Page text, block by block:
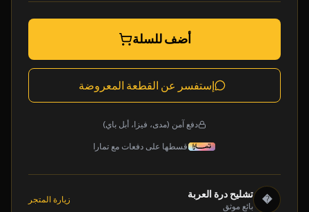
أضف للسلة
إستفسر عن القطعة المعروضة
دفع آمن (مدى، فيزا، أبل باي)
قسطها على دفعات مع تمارا
� تشليح درة العربة
بائع موثق
زيارة المتجر